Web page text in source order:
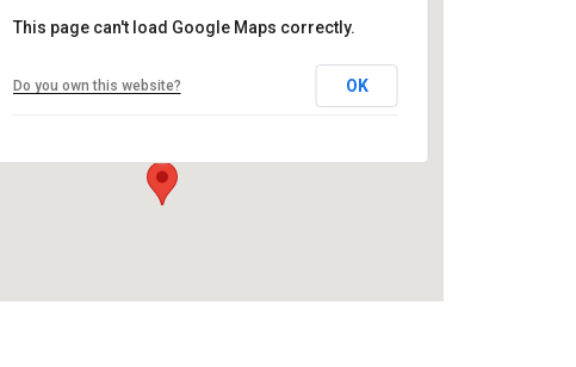
This page can't load Google Maps correctly.
Do you own this website? OK